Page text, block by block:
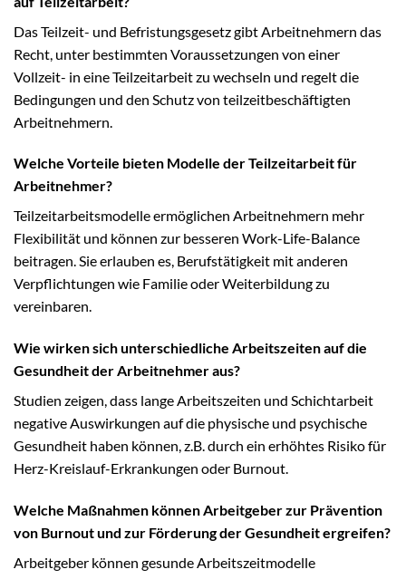
Das Teilzeit- und Befristungsgesetz gibt Arbeitnehmern das
Recht, unter bestimmten Voraussetzungen von einer
Vollzeit- in eine Teilzeitarbeit zu wechseln und regelt die
Bedingungen und den Schutz von teilzeitbeschäftigten
Arbeitnehmern.
Welche Vorteile bieten Modelle der Teilzeitarbeit für
Arbeitnehmer?
Teilzeitarbeitsmodelle ermöglichen Arbeitnehmern mehr
Flexibilität und können zur besseren Work-Life-Balance
beitragen. Sie erlauben es, Berufstätigkeit mit anderen
Verpflichtungen wie Familie oder Weiterbildung zu
vereinbaren.
Wie wirken sich unterschiedliche Arbeitszeiten auf die
Gesundheit der Arbeitnehmer aus?
Studien zeigen, dass lange Arbeitszeiten und Schichtarbeit
negative Auswirkungen auf die physische und psychische
Gesundheit haben können, z.B. durch ein erhöhtes Risiko für
Herz-Kreislauf-Erkrankungen oder Burnout.
Welche Maßnahmen können Arbeitgeber zur Prävention
von Burnout und zur Förderung der Gesundheit ergreifen?
Arbeitgeber können gesunde Arbeitszeitmodelle